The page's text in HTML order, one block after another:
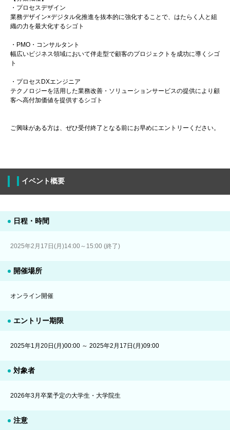
・プロセスデザイン
業務デザイン×デジタル化推進を抜本的に強化することで、はたらく人と組
織の力を最大化するシゴト
・PMO・コンサルタント
幅広いビジネス領域において伴走型で顧客のプロジェクトを成功に導くシゴ
ト
・プロセスDXエンジニア
テクノロジーを活用した業務改善・ソリューションサービスの提供により顧
客へ高付加価値を提供するシゴト
ご興味がある方は、ぜひ受付終了となる前にお早めにエントリーください。
イベント概要
日程・時間
2025年2月17日(月)14:00～15:00 (終了)
開催場所
オンライン開催
エントリー期限
2025年1月20日(月)00:00 ～ 2025年2月17日(月)09:00
対象者
2026年3月卒業予定の大学生・大学院生
注意